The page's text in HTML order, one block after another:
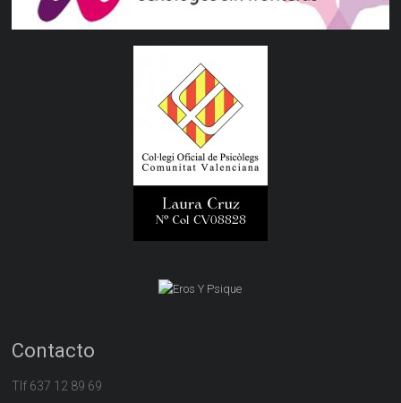
Contacto
Tlf 637 12 89 69